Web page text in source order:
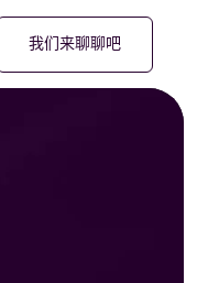
我们来聊聊吧